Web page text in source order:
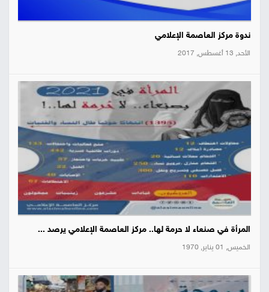
ندوة مركز العاصمة الإعلامي
الأحد, 13 أغسطس, 2017
المرأة في صنعاء لا حرمة لها.. مركز العاصمة الإعلامي يرصد ...
الخميس, 01 يناير, 1970